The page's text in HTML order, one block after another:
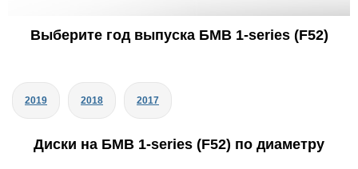
Выберите год выпуска БМВ 1-series (F52)
2019 2018 2017
Диски на БМВ 1-series (F52) по диаметру